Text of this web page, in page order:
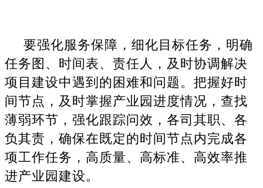
要强化服务保障，细化目标任务，明确
任务图、时间表、责任人，及时协调解决
项目建设中遇到的困难和问题。把握好时
间节点，及时掌握产业园进度情况，查找
薄弱环节，强化跟踪问效，各司其职、各
负其责，确保在既定的时间节点内完成各
项工作任务，高质量、高标准、高效率推
进产业园建设。